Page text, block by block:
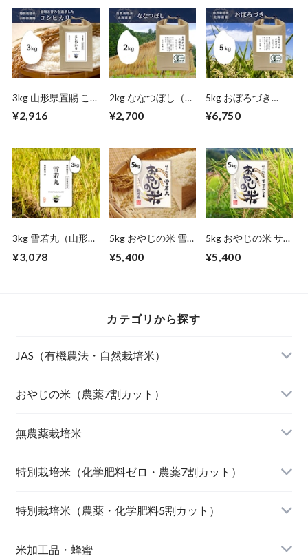
3kg 山形県置賜 こ
しひかり
¥2,916
2kg ななつぼし（北
海道）自然栽培米
¥2,700
5kg おぼろづき
（北海道）自然栽培
米
¥6,750
3kg 雪若丸（山形県
¥3,078
5kg おやじの米 雪
¥5,400
5kg おやじの米 サ
¥5,400
カテゴリから探す
JAS（有機農法・自然栽培米）
山形東置賜 つや姫（有機栽培米）
山形庄内 ミルキークィーン（有機栽培米）
北海道産 おぼろづき（自然栽培米）
北海道産 ななつぼし（自然栽培米）
島根松江きぬむすめ(有機栽培米)
おやじの米（農薬7割カット）
おやじの米 山形鶴岡産 雪若丸
【完売】おやじの米 山形鶴岡産ササニシキ
おやじの米 山形鶴岡産つや姫
おやじの米 山形鶴岡産こしひかり
無農薬栽培米
宮崎県産 太陽米ミルキークィーン
【完売】島根奥出雲産 櫛名田姫米こしひかり
【完売】新潟燕産 こしひかり
特別栽培米（化学肥料ゼロ・農薬7割カット）
風さやか（長野）
JAたじま コウノトリ育むお米 こしひかり（兵
特別栽培米（農薬・化学肥料5割カット）
新潟佐渡産 こしひかり
米加工品・蜂蜜